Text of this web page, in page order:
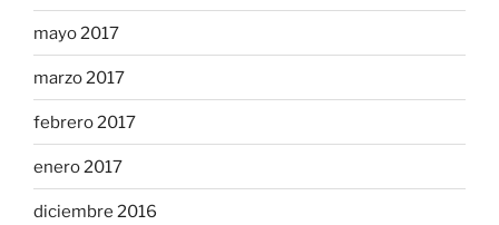
mayo 2017
marzo 2017
febrero 2017
enero 2017
diciembre 2016